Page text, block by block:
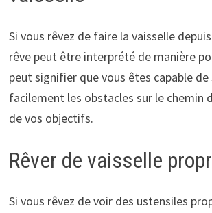
Si vous rêvez de faire la vaisselle
rêve peut être interprété de manière
peut signifier que vous êtes capable
facilement les obstacles sur le chemin
de vos objectifs.
Rêver de vaisselle
Si vous rêvez de voir des ustensiles